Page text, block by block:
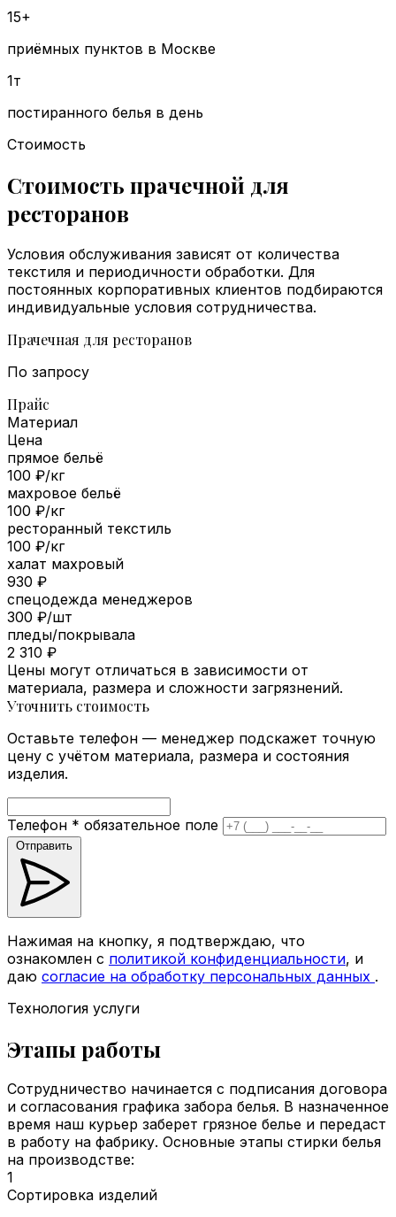
15+
приёмных пунктов в Москве
1т
постиранного белья в день
Стоимость
Стоимость прачечной для
ресторанов
Условия обслуживания зависят от количества
текстиля и периодичности обработки. Для
постоянных корпоративных клиентов подбираются
индивидуальные условия сотрудничества.
Прачечная для ресторанов
По запросу
Прайс
Материал
Цена
прямое бельё
100 ₽/кг
махровое бельё
100 ₽/кг
ресторанный текстиль
100 ₽/кг
халат махровый
930 ₽
спецодежда менеджеров
300 ₽/шт
пледы/покрывала
2 310 ₽
Цены могут отличаться в зависимости от
материала, размера и сложности загрязнений.
Уточнить стоимость
Оставьте телефон — менеджер подскажет точную
цену с учётом материала, размера и состояния
изделия.
Телефон * обязательное поле
Отправить
Нажимая на кнопку, я подтверждаю, что
ознакомлен с политикой конфиденциальности, и
даю согласие на обработку персональных данных .
Технология услуги
Этапы работы
Сотрудничество начинается с подписания договора
и согласования графика забора белья. В назначенное
время наш курьер заберет грязное белье и передаст
в работу на фабрику. Основные этапы стирки белья
на производстве:
1
Сортировка изделий